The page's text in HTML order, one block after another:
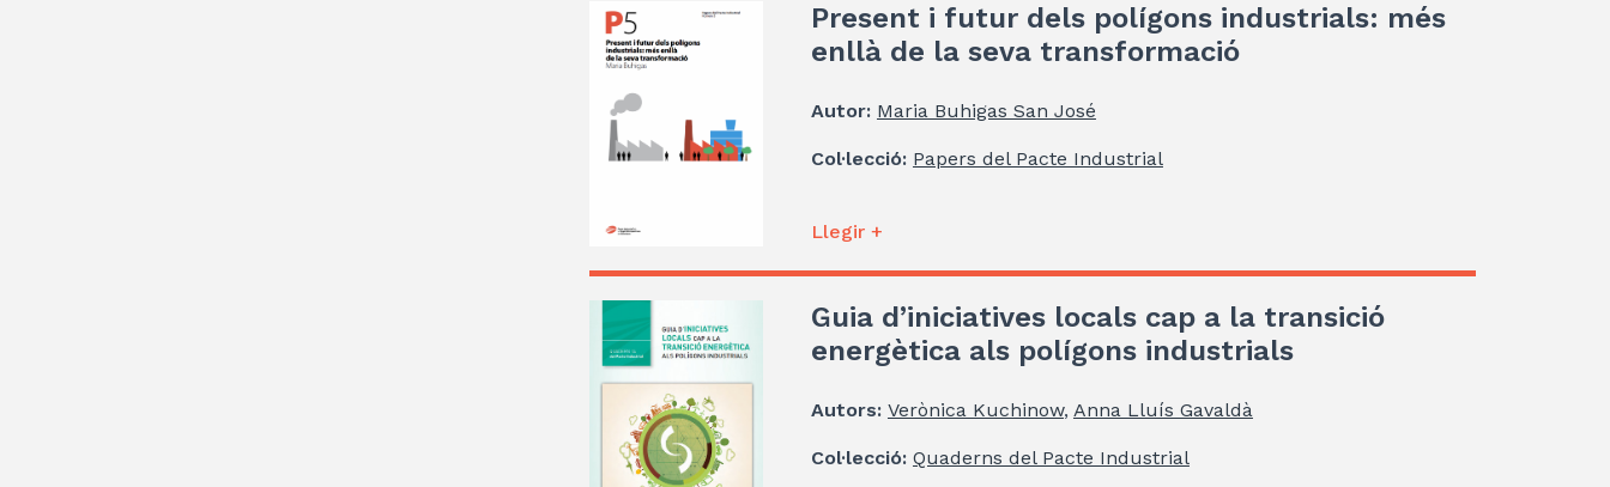
Present i futur dels polígons industrials: més
enllà de la seva transformació
Autor: Maria Buhigas San José
Col·lecció: Papers del Pacte Industrial
Llegir +
Guia d’iniciatives locals cap a la transició
energètica als polígons industrials
Autors: Verònica Kuchinow, Anna Lluís Gavaldà
Col·lecció: Quaderns del Pacte Industrial